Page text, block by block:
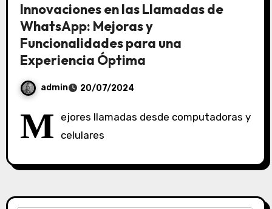
Innovaciones en las Llamadas de
WhatsApp: Mejoras y
Funcionalidades para una
Experiencia Óptima
admin 20/07/2024
n
o
e
M
ejores llamadas desde computadoras y
celulares